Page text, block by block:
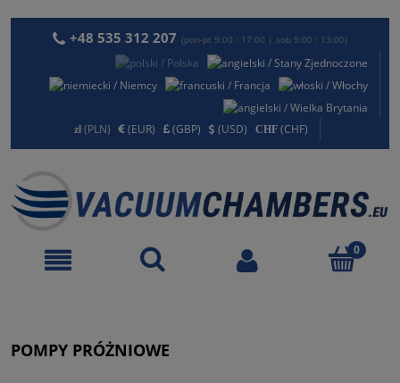
+48 535 312 207 (pon-pt 9:00 : 17:00 | sob 9:00 : 13:00)
(PLN) (EUR) (GBP) (USD) (CHF)
POMPY PRÓŻNIOWE